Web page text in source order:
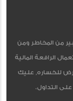
من المخاطر ومن
الرافعة المالية
للخساره, عليك
التداول.